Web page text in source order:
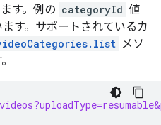
す。例の categoryId 値
す。サポートされているカ
メソ